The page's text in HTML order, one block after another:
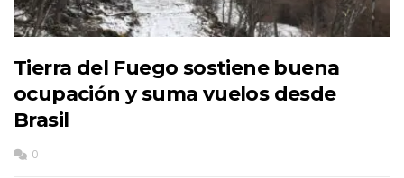
Tierra del Fuego sostiene buena
ocupación y suma vuelos desde
Brasil
0